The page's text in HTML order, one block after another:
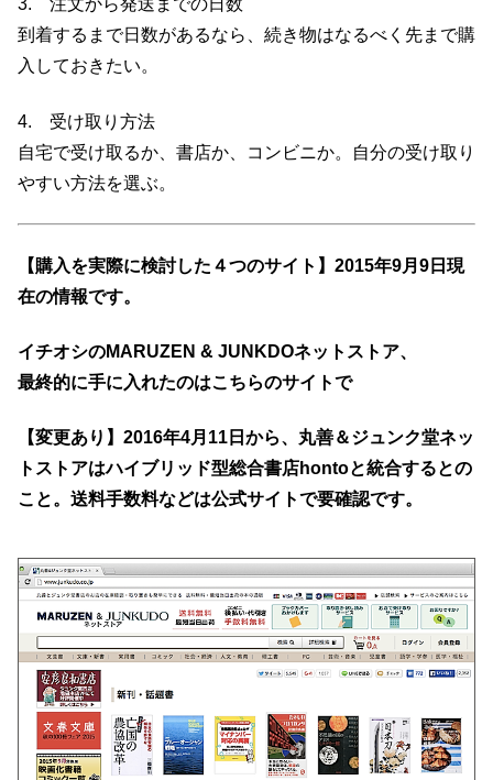
3. 注文から発送までの日数
到着するまで日数があるなら、続き物はなるべく先まで購
入しておきたい。
4. 受け取り方法
自宅で受け取るか、書店か、コンビニか。自分の受け取り
やすい方法を選ぶ。
【購入を実際に検討した４つのサイト】2015年9月9日現
在の情報です。
イチオシのMARUZEN & JUNKDOネットストア、
最終的に手に入れたのはこちらのサイトで
【変更あり】2016年4月11日から、丸善＆ジュンク堂ネッ
トストアはハイブリッド型総合書店hontoと統合するとの
こと。送料手数料などは公式サイトで要確認です。